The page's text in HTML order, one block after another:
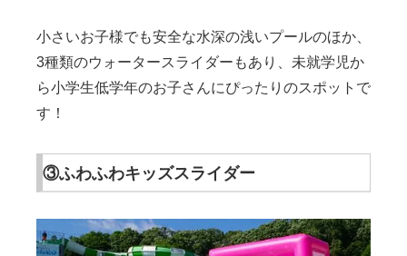
小さいお子様でも安全な水深の浅いプールのほか、
3種類のウォータースライダーもあり、未就学児か
ら小学生低学年のお子さんにぴったりのスポットで
す！
③ふわふわキッズスライダー